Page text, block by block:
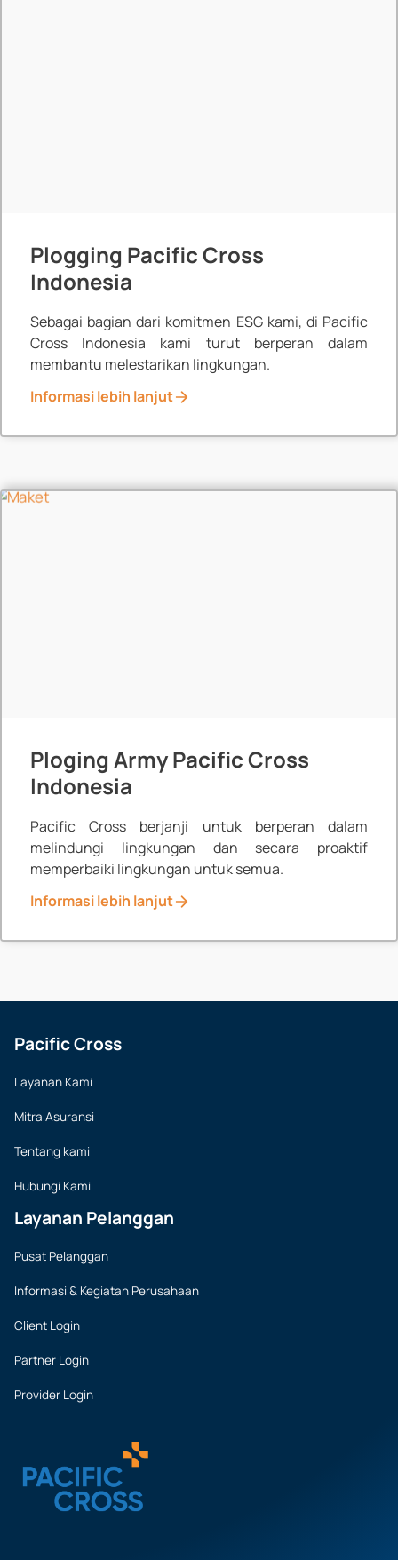
Plogging Pacific Cross
Indonesia
Sebagai bagian dari komitmen ESG kami, di Pacific
Cross Indonesia kami turut berperan dalam
membantu melestarikan lingkungan.
Informasi lebih lanjut
Ploging Army Pacific Cross
Indonesia
Pacific Cross berjanji untuk berperan dalam
melindungi lingkungan dan secara proaktif
memperbaiki lingkungan untuk semua.
Informasi lebih lanjut
Pacific Cross
Layanan Kami
Mitra Asuransi
Tentang kami
Hubungi Kami
Layanan Pelanggan
Pusat Pelanggan
Informasi & Kegiatan Perusahaan
Client Login
Partner Login
Provider Login